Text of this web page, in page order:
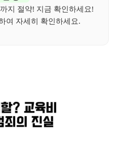
지 절약! 지금 확인하세요!
여 자세히 확인하세요.